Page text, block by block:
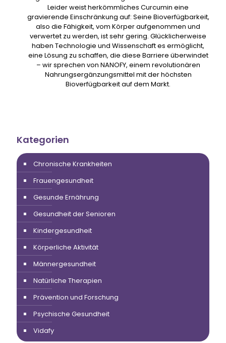
Leider weist herkömmliches Curcumin eine
gravierende Einschränkung auf: Seine Bioverfügbarkeit,
also die Fähigkeit, vom Körper aufgenommen und
verwertet zu werden, ist sehr gering. Glücklicherweise
haben Technologie und Wissenschaft es ermöglicht,
eine Lösung zu schaffen, die diese Barriere überwindet
– wir sprechen von NANOFY, einem revolutionären
Nahrungsergänzungsmittel mit der höchsten
Bioverfügbarkeit auf dem Markt.
Kategorien
Chronische Krankheiten
Frauengesundheit
Gesunde Ernährung
Gesundheit der Senioren
Kindergesundheit
Körperliche Aktivität
Männergesundheit
Natürliche Therapien
Prävention und Forschung
Psychische Gesundheit
Vidafy